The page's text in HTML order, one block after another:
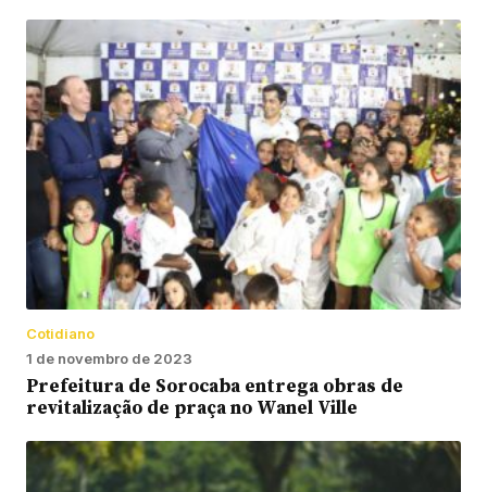
Cotidiano
1 de novembro de 2023
Prefeitura de Sorocaba entrega obras de
revitalização de praça no Wanel Ville